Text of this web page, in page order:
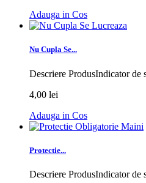
Adauga in Cos
Nu Cupla Se...
Descriere ProdusIndicator de
4,00 lei
Adauga in Cos
Protectie...
Descriere ProdusIndicator de